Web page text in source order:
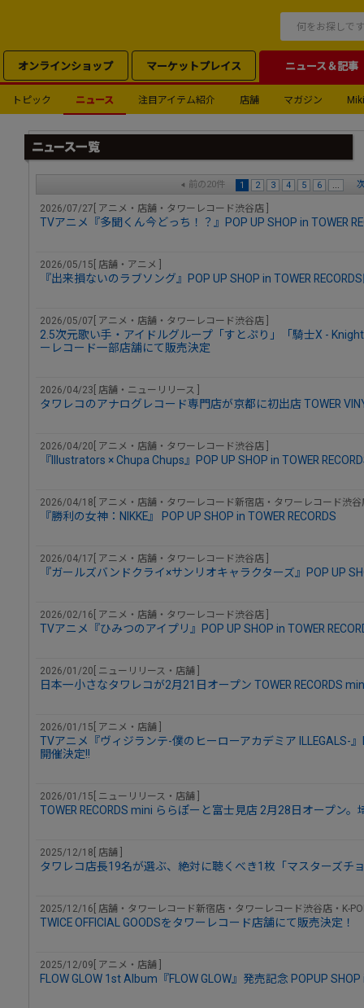
オンラインショップ マーケットプレイス ニュース＆記事
トピック ニュース 注目アイテム紹介 店舗 マガジン
前の20件 1 2 3 4 5 6 ...
2026/07/27[ アニメ・店舗・タワーレコード渋谷店 ]
TVアニメ『多聞くん今どっち！？』POP UP SHOP in TOWER
2026/05/15[ 店舗・アニメ ]
『出来損ないのラブソング』POP UP SHOP in TOWER
2026/05/07[ アニメ・店舗・タワーレコード渋谷店 ]
2.5次元歌い手・アイドルグループ「すとぷり」「騎士X -
ーレコード一部店舗にて販売決定
2026/04/23[ 店舗・ニューリリース ]
タワレコのアナログレコード専門店が京都に初出店 TOWER
2026/04/20[ アニメ・店舗・タワーレコード渋谷店 ]
『Illustrators × Chupa Chups』POP UP SHOP in TOWER
2026/04/18[ アニメ・店舗・タワーレコード新宿店・タワーレコード渋谷
『勝利の女神：NIKKE』 POP UP SHOP in TOWER RECORDS
2026/04/17[ アニメ・店舗・タワーレコード渋谷店 ]
『ガールズバンドクライ×サンリオキャラクターズ』POP UP
2026/02/16[ アニメ・店舗・タワーレコード渋谷店 ]
TVアニメ『ひみつのアイプリ』POP UP SHOP in TOWER
2026/01/20[ ニューリリース・店舗 ]
日本一小さなタワレコが2月21日オープン TOWER RECORDS
2026/01/15[ アニメ・店舗 ]
TVアニメ『ヴィジランテ-僕のヒーローアカデミア ILLEGALS-』
開催決定!!
2026/01/15[ ニューリリース・店舗 ]
TOWER RECORDS mini ららぽーと富士見店 2月28日オープン
2025/12/18[ 店舗 ]
タワレコ店長19名が選ぶ、絶対に聴くべき1枚「マスターズチ
2025/12/16[ 店舗・タワーレコード新宿店・タワーレコード渋谷店・K-
TWICE OFFICIAL GOODSをタワーレコード店舗にて販売決定！
2025/12/09[ アニメ・店舗 ]
FLOW GLOW 1st Album『FLOW GLOW』発売記念 POPUP SHOP